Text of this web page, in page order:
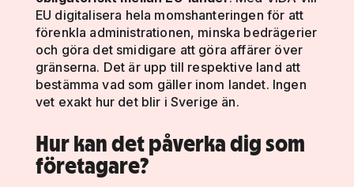
EU digitalisera hela momshanteringen för att
förenkla administrationen, minska bedrägerier
och göra det smidigare att göra affärer över
gränserna. Det är upp till respektive land att
bestämma vad som gäller inom landet. Ingen
vet exakt hur det blir i Sverige än.
Hur kan det påverka dig som
företagare?